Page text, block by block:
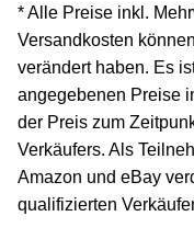
* Alle Preise inkl.
Versandkosten
verändert haben. Es
angegebenen Preise
der Preis zum
Verkäufers. Als
Amazon und eBay
qualifizierten